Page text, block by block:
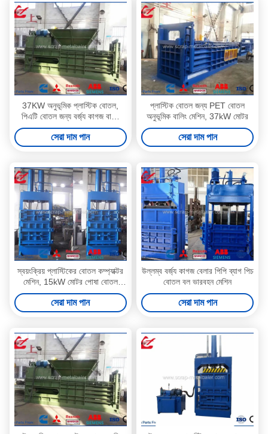
37KW অনুভূমিক প্লাস্টিক বোতল,
পিএটি বোতল জন্য বর্জ্য কাগজ বালিং
মেশিন
সেরা দাম পান
প্লাস্টিক বোতল জন্য PET বোতল
অনুভূমিক বালিং মেশিন, 37kW মোটর
সেরা দাম পান
স্বয়ংক্রিয় প্লাস্টিকের বোতল কম্প্যাক্টর
মেশিন, 15kW মোটর পোষা বোতল
মেশিন Y82-35 চাপ
সেরা দাম পান
উল্লম্ব বর্জ্য কাগজ বেলার পিপি ব্যাগ পিচ
বোতল বল ভারবহন মেশিন
সেরা দাম পান